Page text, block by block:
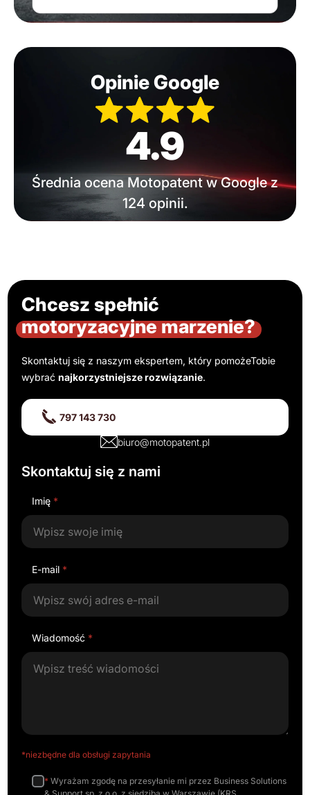
Opinie Google
4.9
Średnia ocena Motopatent w Google z
124 opinii.
Chcesz spełnić
motoryzacyjne marzenie?
Skontaktuj się z naszym ekspertem, który pomożeTobie
wybraćnajkorzystniejsze rozwiązanie.
797 143 730
biuro@motopatent.pl
Skontaktuj się z nami
Imię *
E-mail *
Wiadomość *
*niezbędne dla obsługi zapytania
* Wyrażam zgodę na przesyłanie mi przez Business Solutions